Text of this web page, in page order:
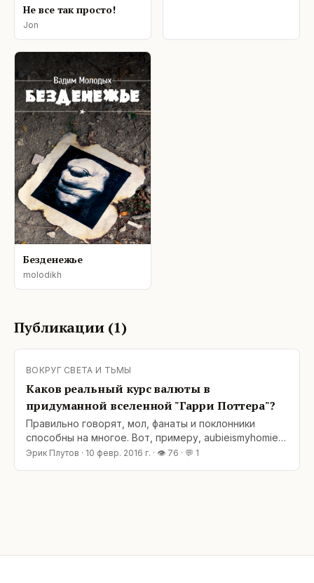
Не все так просто!
Jon
Безденежье
molodikh
Публикации (1)
ВОКРУГ СВЕТА И ТЬМЫ
Каков реальный курс валюты в
придуманной вселенной "Гарри Поттера"?
Правильно говорят, мол, фанаты и поклонники
способны на многое. Вот, примеру, aubieismyhomie
(пользователь на портале Reddit) не поленился и
Эрик Плутов · 10 февр. 2016 г. · 👁 76 · 💬 1